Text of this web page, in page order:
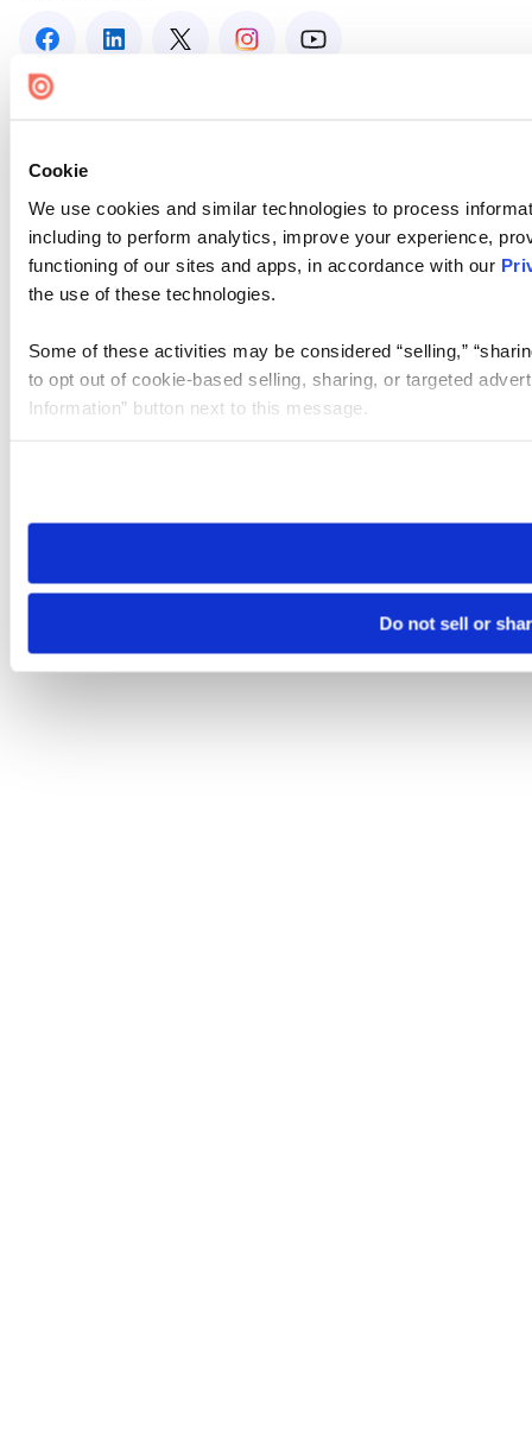
Cookie
We use cookies and similar technologies to process
including to perform analytics, improve your experience,
functioning of our sites and apps, in accordance with our
the use of these technologies.
Some of these activities may be considered “selling,”
to opt out of cookie-based selling, sharing, or targeted
Information” button next to this message.
need to be set again.
Do not sell or